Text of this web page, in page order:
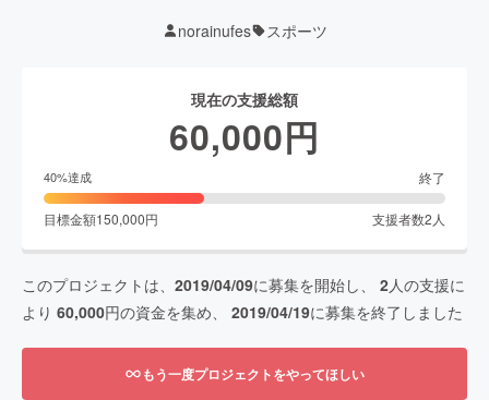
norainufes スポーツ
現在の支援総額
60,000円
40%達成 終了
目標金額150,000円 支援者数2 人
このプロジェクトは、 2019/04/09に募集を開始し、 2人の支援に
より 60,000円の資金を集め、 2019/04/19に募集を終了しました
もう一度プロジェクトをやってほしい